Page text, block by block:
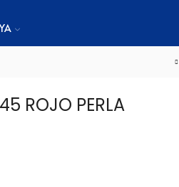
ROJO PERLA